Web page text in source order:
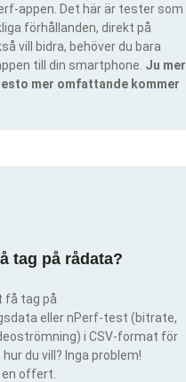
appen. Det här är tester som
förhållanden, direkt på
vill bidra, behöver du bara
till din smartphone. Ju mer
mer omfattande kommer
tag på rådata?
få tag på
eller nPerf-test (bitrate,
i CSV-format för
du vill? Inga problem!
offert.